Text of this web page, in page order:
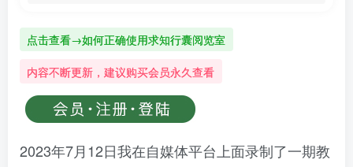
点击查看→如何正确使用求知行囊阅览室
内容不断更新，建议购买会员永久查看
2023年7月12日我在自媒体平台上面录制了一期教